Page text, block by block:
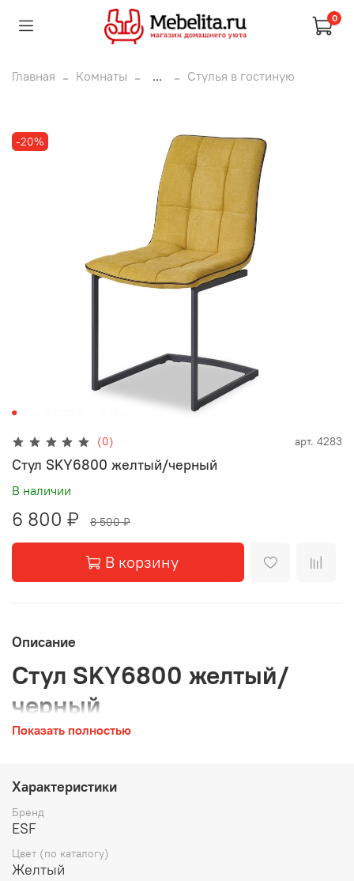
0
Главная Комнаты ... Стулья в гостиную
-20%
(0) арт. 4283
Стул SKY6800 желтый/черный
В наличии
6 800 ₽ 8 500 ₽
В корзину
Описание
Стул SKY6800 желтый/
черный
Показать полностью
Характеристики
Бренд
ESF
Цвет (по каталогу)
Желтый